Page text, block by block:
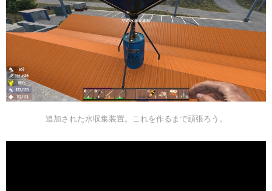
追加された水収集装置。これを作るまで頑張ろう。